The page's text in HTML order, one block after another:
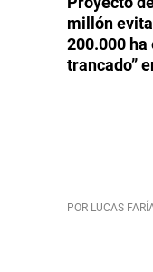
millón
200.000 ha
trancado”
POR LUCAS